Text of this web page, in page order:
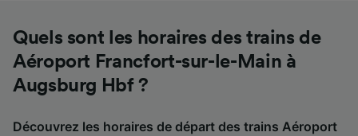
Quels sont les horaires des trains de
Aéroport Francfort-sur-le-Main à
Augsburg Hbf ?
Découvrez les horaires de départ des trains Aéroport